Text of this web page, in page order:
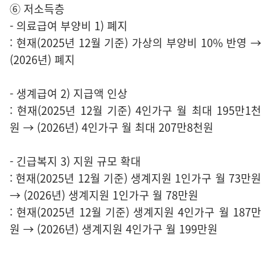
⑥ 저소득층
- 의료급여 부양비 1) 폐지
: 현재(2025년 12월 기준) 가상의 부양비 10% 반영 →
(2026년) 폐지
- 생계급여 2) 지급액 인상
: 현재(2025년 12월 기준) 4인가구 월 최대 195만1천
원 → (2026년) 4인가구 월 최대 207만8천원
- 긴급복지 3) 지원 규모 확대
: 현재(2025년 12월 기준) 생계지원 1인가구 월 73만원
→ (2026년) 생계지원 1인가구 월 78만원
: 현재(2025년 12월 기준) 생계지원 4인가구 월 187만
원 → (2026년) 생계지원 4인가구 월 199만원